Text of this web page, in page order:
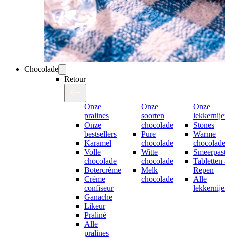
Chocolade
Retour
Onze
pralines
Onze
bestsellers
Karamel
Volle
chocolade
Botercrème
Crème
confiseur
Ganache
Likeur
Praliné
Alle
pralines
Onze
soorten
chocolade
Pure
chocolade
Witte
chocolade
Melk
chocolade
Onze
Stones
Warme
Repen
Alle